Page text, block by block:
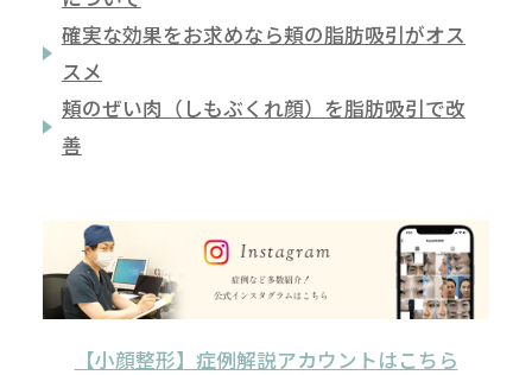
確実な効果をお求めなら頬の脂肪吸引がオス
スメ
頬のぜい肉（しもぶくれ顔）を脂肪吸引で改
善
【小顔整形】症例解説アカウントはこちら